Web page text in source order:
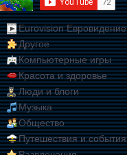
Eurovision Евровидение
Другое
Компьютерные игры
Красота и здоровье
Люди и блоги
Музыка
Общество
Путешествия и события